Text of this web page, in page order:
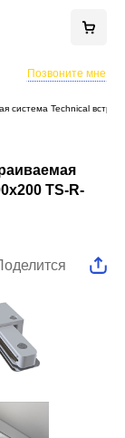
Позвоните мне
система Technical
TS-R-